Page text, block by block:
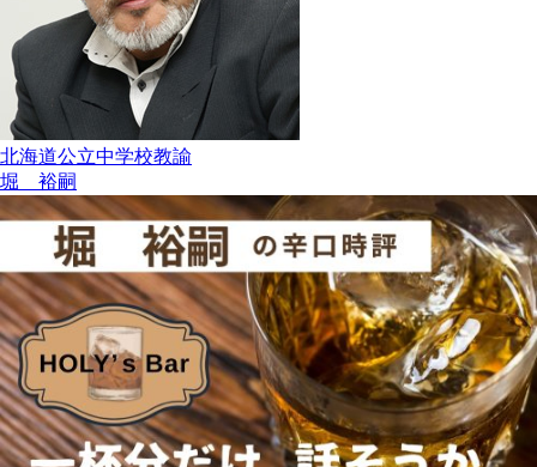
北海道公立中学校教諭
堀 裕嗣